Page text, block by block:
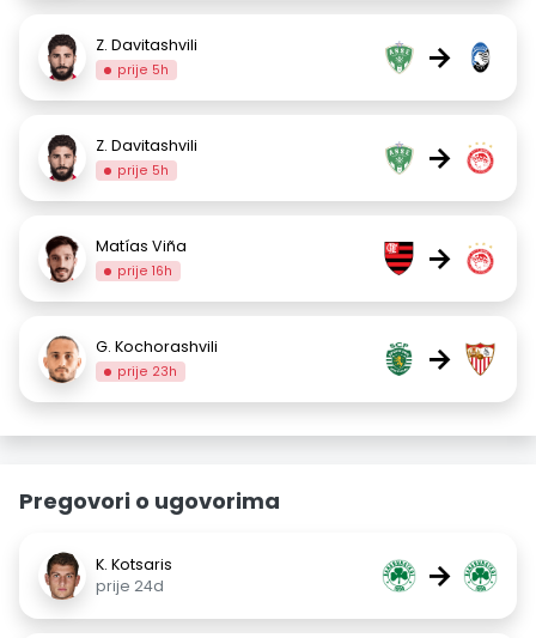
Z. Davitashvili
prije 5h →
Z. Davitashvili
prije 5h →
Matías Viña
prije 16h →
G. Kochorashvili
prije 23h →
Pregovori o ugovorima
K. Kotsaris
prije 24d
→